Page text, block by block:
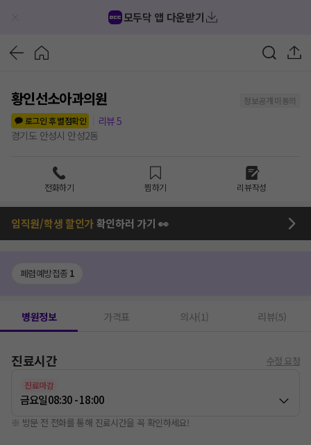
모두닥 앱 다운받기
황인선소아과의원
정보공개 미동의
로그인 후 별점확인
리뷰5
경기도 안성시 안성2동
전화하기 찜하기 리뷰작성
임직원/학생 할인가확인하러 가기 👀
폐렴예방접종 1
병원정보 가격표 의사(1) 리뷰(5)
진료시간 수정 요청
진료마감
금요일08:30 - 18:00
※ 방문 전 전화를 통해 진료시간을 꼭 확인하세요!